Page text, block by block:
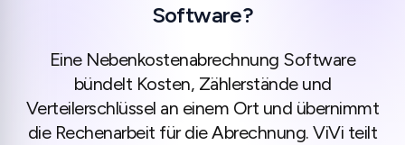
Software?
Eine Nebenkostenabrechnung Software
bündelt Kosten, Zählerstände und
Verteilerschlüssel an einem Ort und übernimmt
die Rechenarbeit für die Abrechnung. ViVi teilt